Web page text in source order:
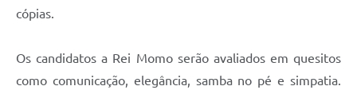
cópias.
Os candidatos a Rei Momo serão avaliados em quesitos
como comunicação, elegância, samba no pé e simpatia.